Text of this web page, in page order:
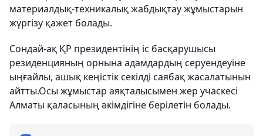
материалдық-техникалық жабдықтау жұмыстарын
жүргізу қажет болады.
Сондай-ақ ҚР президентінің іс басқарушысы
резиденцияның орнына адамдардың серуендеуіне
ыңғайлы, ашық кеңістік секілді саябақ жасалатынын
айтты.Осы жұмыстар аяқталысымен жер учаскесі
Алматы қаласының әкімдігіне берілетін болады.